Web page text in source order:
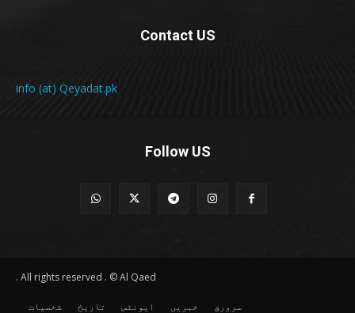
Contact US
info (at) Qeyadat.pk
Follow US
All rights reserved . © Al Qaed .
سرورق خبریں ایونٹس تاریخ شخصیات